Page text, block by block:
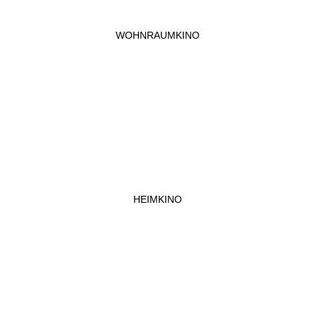
WOHNRAUMKINO
HEIMKINO